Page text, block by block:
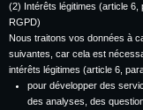
(2) Intérêts légitimes (article 6,
RGPD)
Nous traitons vos données à
suivantes, car cela est
intérêts légitimes (article 6,
pour développer des
des analyses, des